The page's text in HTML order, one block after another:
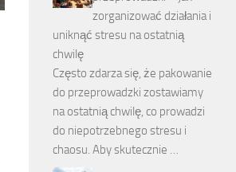
zorganizować działania i
uniknąć stresu na ostatnią
chwilę
Często zdarza się, że pakowanie
do przeprowadzki zostawiamy
na ostatnią chwilę, co prowadzi
do niepotrzebnego stresu i
chaosu. Aby skutecznie …